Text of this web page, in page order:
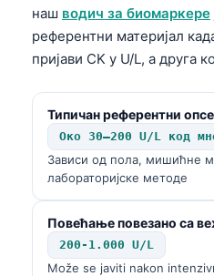
наш водич за биомаркере
референтни материјал
пријави CK у U/L, а друга
Типичан референтни
Око 30–200 U/L код
Зависи од пола, мишићне
лабораторијске методе
Повећање повезано са
200-1.000 U/L
Može se javiti nakon